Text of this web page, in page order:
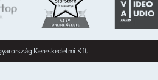
Kereskedelmi Kft.